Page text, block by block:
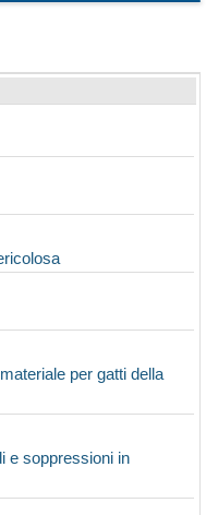
per gatti della
e soppressioni in